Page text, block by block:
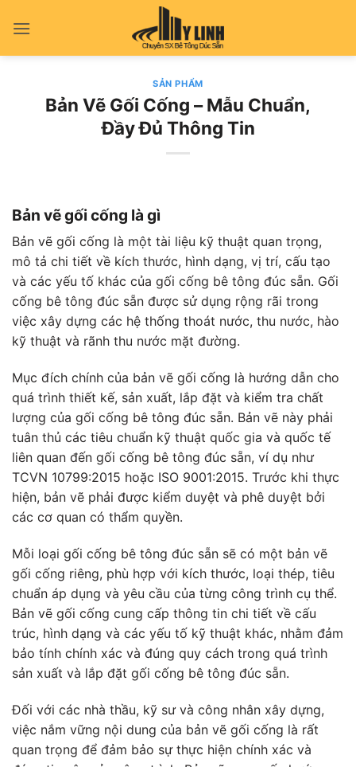
qua
SẢN PHẨM
Bản Vẽ Gối Cống – Mẫu Chuẩn,
Đầy Đủ Thông Tin
Bản vẽ gối cống là gì
Bản vẽ gối cống là một tài liệu kỹ thuật quan trọng,
mô tả chi tiết về kích thước, hình dạng, vị trí, cấu tạo
và các yếu tố khác của gối cống bê tông đúc sẵn. Gối
cống bê tông đúc sẵn được sử dụng rộng rãi trong
việc xây dựng các hệ thống thoát nước, thu nước, hào
kỹ thuật và rãnh thu nước mặt đường.
Mục đích chính của bản vẽ gối cống là hướng dẫn cho
quá trình thiết kế, sản xuất, lắp đặt và kiểm tra chất
lượng của gối cống bê tông đúc sẵn. Bản vẽ này phải
tuân thủ các tiêu chuẩn kỹ thuật quốc gia và quốc tế
liên quan đến gối cống bê tông đúc sẵn, ví dụ như
TCVN 10799:2015 hoặc ISO 9001:2015. Trước khi thực
hiện, bản vẽ phải được kiểm duyệt và phê duyệt bởi
các cơ quan có thẩm quyền.
Mỗi loại gối cống bê tông đúc sẵn sẽ có một bản vẽ
gối cống riêng, phù hợp với kích thước, loại thép, tiêu
chuẩn áp dụng và yêu cầu của từng công trình cụ thể.
Bản vẽ gối cống cung cấp thông tin chi tiết về cấu
trúc, hình dạng và các yếu tố kỹ thuật khác, nhằm đảm
bảo tính chính xác và đúng quy cách trong quá trình
sản xuất và lắp đặt gối cống bê tông đúc sẵn.
Đối với các nhà thầu, kỹ sư và công nhân xây dựng,
việc nắm vững nội dung của bản vẽ gối cống là rất
quan trọng để đảm bảo sự thực hiện chính xác và